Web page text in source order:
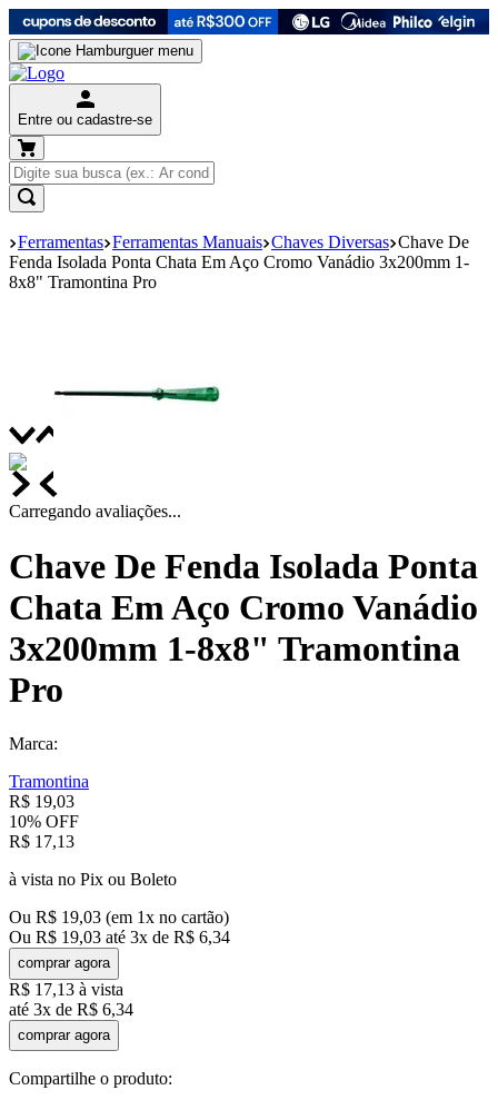
Entre ou cadastre-se
Ferramentas Ferramentas Manuais Chaves Diversas Chave De
Fenda Isolada Ponta Chata Em Aço Cromo Vanádio 3x200mm 1-
8x8" Tramontina Pro
Carregando avaliações...
Chave De Fenda Isolada Ponta
Chata Em Aço Cromo Vanádio
3x200mm 1-8x8" Tramontina
Pro
Marca:
Tramontina
R$ 19,03
10% OFF
R$ 17,13
à vista no Pix ou Boleto
Ou R$ 19,03 (em 1x no cartão)
Ou R$ 19,03 até 3x de R$ 6,34
comprar agora
R$ 17,13 à vista
até 3x de R$ 6,34
comprar agora
Compartilhe o produto: